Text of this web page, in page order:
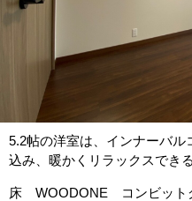
5.2帖の洋室は、インナーバル
込み、暖かくリラックスでき
床 WOODONE コンビット